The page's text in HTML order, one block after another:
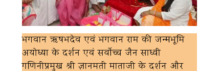
भगवान ऋषभदेव एवं भगवान राम की जन्मभूमि
अयोध्या के दर्शन एवं सर्वोच्च जैन साध्वी
गणिनीप्रमुख श्री ज्ञानमती माताजी के दर्शन और